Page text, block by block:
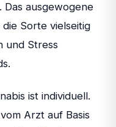
ausgewogene
Sorte vielseitig
und Stress
ist individuell.
Arzt auf Basis